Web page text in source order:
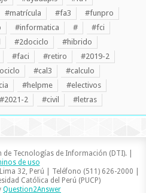
#matrícula #fa3
#funpro
#informatica #
#fci
#2dociclo
#hibrido
#faci #retiro
#2019-2
#cal3
#calculo
#helpme
#electivos
#2021-2 #civil #letras
Tecnologías de Información (DTI). |
de uso
32, Perú | Teléfono (511) 626-2000 |
Católica del Perú (PUCP)
Question2Answer